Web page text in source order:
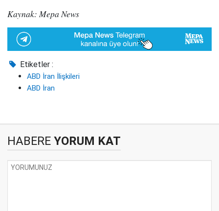
Kaynak: Mepa News
Etiketler :
ABD İran İlişkileri
ABD İran
HABERE YORUM KAT